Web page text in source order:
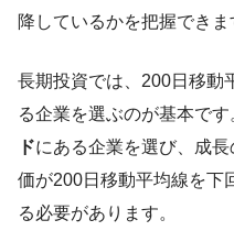
降しているかを把握できま
長期投資では、200日移動
る企業を選ぶのが基本です
ドにある企業を選び、成
価が200日移動平均線を下
る必要があります。